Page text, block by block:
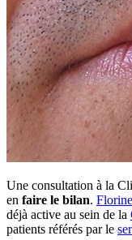
Une consultation à la
en faire le bilan.
déjà active au sein de la
patients référés par le